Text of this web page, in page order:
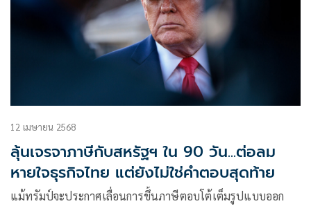
12 เมษายน 2568
ลุ้นเจรจาภาษีกับสหรัฐฯ ใน 90 วัน...ต่อลม
หายใจธุรกิจไทย แต่ยังไม่ใช่คำตอบสุดท้าย
แม้ทรัมป์จะประกาศเลื่อนการขึ้นภาษีตอบโต้เต็มรูปแบบออก